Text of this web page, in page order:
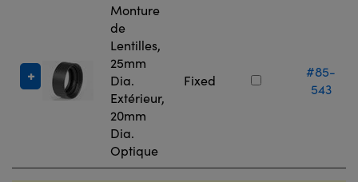
Monture
de
Lentilles,
25mm
Dia.
Extérieur,
20mm
Dia.
Optique
Fixed
#85-
543